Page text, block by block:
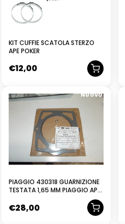
KIT CUFFIE SCATOLA STERZO
APE POKER
€12,00
NUOVO
PIAGGIO 430318 GUARNIZIONE
TESTATA 1,65 MM PIAGGIO APE
€28,00